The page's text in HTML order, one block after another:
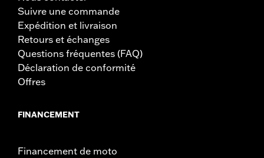
Suivre une commande
Expédition et livraison
Retours et échanges
Questions fréquentes (FAQ)
Déclaration de conformité
Offres
FINANCEMENT
Financement de moto